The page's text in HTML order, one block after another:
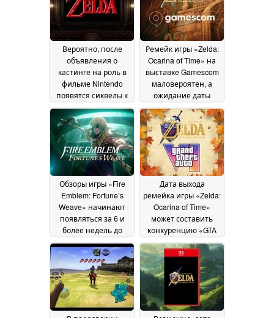
Вероятно, после
объявления о
кастинге на роль в
фильме Nintendo
появятся сиквелы к
фильму «Легенда о
Зельде»07 August 2026
Ремейк игры «Zelda:
Ocarina of Time» на
выставке Gamescom
маловероятен, а
ожидание даты
выхода
продолжается06
August 2026
Обзоры игры «Fire
Emblem: Fortune’s
Weave» начинают
появляться за 6 и
более недель до
даты выпуска, что
создаёт риск утечки
информации04 August
2026
Дата выхода
ремейка игры «Zelda:
Ocarina of Time»
может составить
конкуренцию «GTA
6», о чём
свидетельствует
намек от amiibo31 July
2026